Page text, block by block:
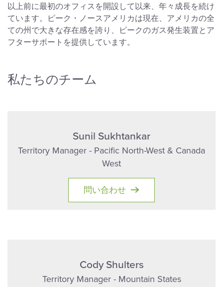
以上前に最初のオフィスを開設して以来、年々成長を続け
ています。ピーク・ノースアメリカは現在、アメリカの全
ての州で大きな存在感を誇り、ピークのガス発生装置とア
フターサポートを提供しています。
私たちのチーム
Sunil Sukhtankar
Territory Manager - Pacific North-West & Canada
West
問い合わせ
Cody Shulters
Territory Manager - Mountain States